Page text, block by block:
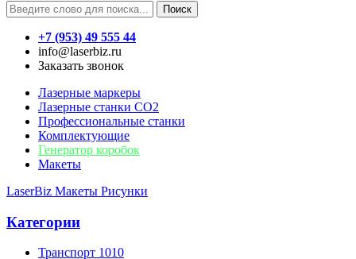
Поиск
+7 (953) 49 555 44
info@laserbiz.ru
Заказать звонок
Лазерные маркеры
Лазерные станки CO2
Профессиональные станки
Комплектующие
Генератор коробок
Макеты
LaserBiz Макеты Рисунки
Категории
Транспорт 1010